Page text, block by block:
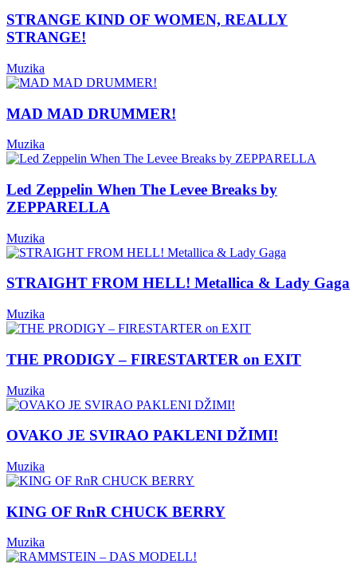
STRANGE KIND OF WOMEN, REALLY
STRANGE!
Muzika
MAD MAD DRUMMER!
Muzika
Led Zeppelin When The Levee Breaks by
ZEPPARELLA
Muzika
STRAIGHT FROM HELL! Metallica & Lady Gaga
Muzika
THE PRODIGY – FIRESTARTER on EXIT
Muzika
OVAKO JE SVIRAO PAKLENI DŽIMI!
Muzika
KING OF RnR CHUCK BERRY
Muzika